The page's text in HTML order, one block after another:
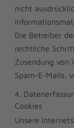
nicht
Die Betreiber
rechtliche
Zusendung von
Spam-E-Mails,
4.
Cookies
Unsere